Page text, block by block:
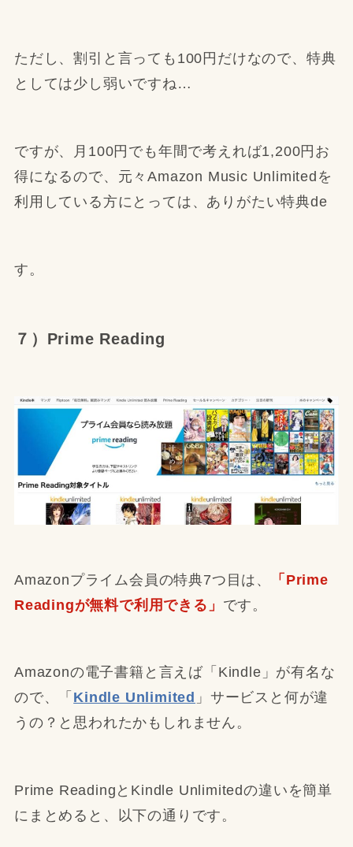
ただし、割引と言っても100円だけなので、特典
としては少し弱いですね…
ですが、月100円でも年間で考えれば1,200円お
得になるので、元々Amazon Music Unlimitedを
利用している方にとっては、ありがたい特典de
す。
７）Prime Reading
Amazonプライム会員の特典7つ目は、
「Prime
Readingが無料で利用できる」 です。
Amazonの電子書籍と言えば「Kindle」が有名な
ので、「 Kindle Unlimited 」サービスと何が違
うの？と思われたかもしれません。
Prime ReadingとKindle Unlimitedの違いを簡単
にまとめると、以下の通りです。